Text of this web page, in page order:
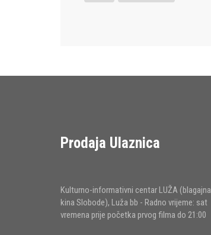
Prodaja Ulaznica
Kulturno-informativni centar LUŽA (blagajna
kina Slobode), Luža bb - Radno vrijeme: sat
vremena prije početka prvog filma do 21:00